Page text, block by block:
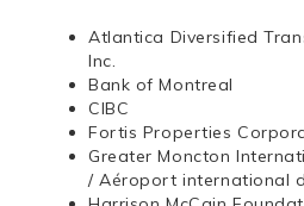
Atlantica Diversified
Inc.
Bank of Montreal
CIBC
Fortis Properties
Greater Moncton
/ Aéroport international